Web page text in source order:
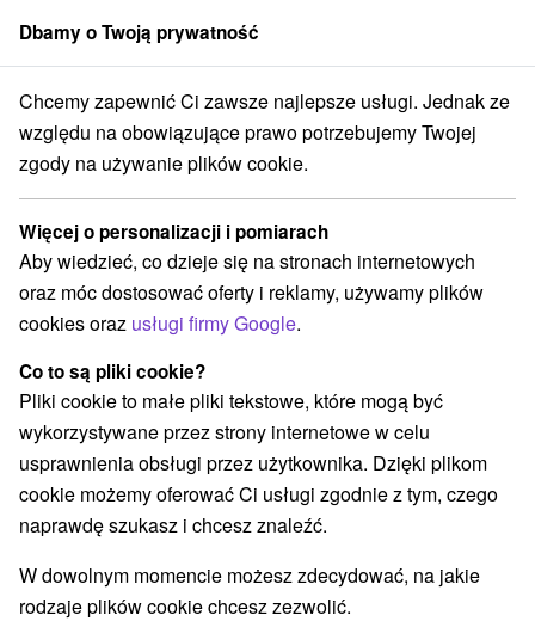
członek grupySorger
Východné Slovensko Košický kraj Košice - Kavečany
Atrakcje turystyczne Košice -
Kavečany a v okolí
Kategorie
Wszystkie kategorie
Tory bobslejowe
Atrakcje z adrenaliną(1)
Ogrody zoologiczne i fermy zwierząt(2)
Atrakcje dla dzieci(2)
Ośrodki i miasteczka dziecięce(1) Sporty(1)
Dbamy o Twoją prywatność
Chcemy zapewnić Ci zawsze najlepsze usługi. Jednak ze
względu na obowiązujące prawo potrzebujemy Twojej
zgody na używanie plików cookie.
Więcej o personalizacji i pomiarach
Aby wiedzieć, co dzieje się na stronach internetowych
oraz móc dostosować oferty i reklamy, używamy plików
cookies oraz usługi firmy Google.
Co to są pliki cookie?
Pliki cookie to małe pliki tekstowe, które mogą być
wykorzystywane przez strony internetowe w celu
usprawnienia obsługi przez użytkownika. Dzięki plikom
cookie możemy oferować Ci usługi zgodnie z tym, czego
naprawdę szukasz i chcesz znaleźć.
W dowolnym momencie możesz zdecydować, na jakie
rodzaje plików cookie chcesz zezwolić.